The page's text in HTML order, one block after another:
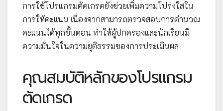
การใช้โปรแกรมตัดเกรดยังช่วยเพิ่มความโปร่งใสใน
การให้คะแนน เนื่องจากสามารถตรวจสอบการคำนวณ
คะแนนได้ทุกขั้นตอน ทำให้ผู้ปกครองและนักเรียนมี
ความมั่นใจในความยุติธรรมของการประเมินผล
คุณสมบัติหลักของโปรแกรม
ตัดเกรด